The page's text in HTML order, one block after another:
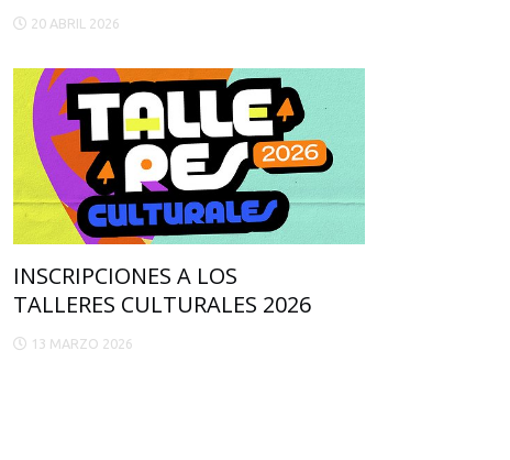
20 ABRIL 2026
INSCRIPCIONES A LOS
TALLERES CULTURALES 2026
13 MARZO 2026